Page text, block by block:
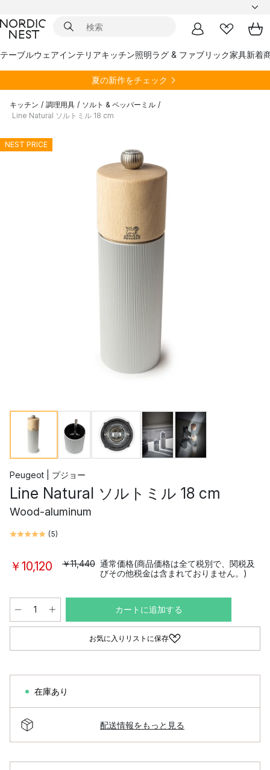
テーブルウェアインテリアキッチン照明ラグ & ファブリック家具新着
夏の新作をチェック
キッチン / 調理用具 / ソルト & ペッパーミル /
Line Natural ソルトミル 18 cm
NEST PRICE
Peugeot | プジョー
Line Natural ソルトミル 18 cm
Wood-aluminum
(5)
￥10,120 ￥11,440 通常価格(商品価格は全て税別で、関税及
びその他税金は含まれておりません。)
カートに追加する
お気に入りリストに保存
在庫あり
配送情報をもっと見る